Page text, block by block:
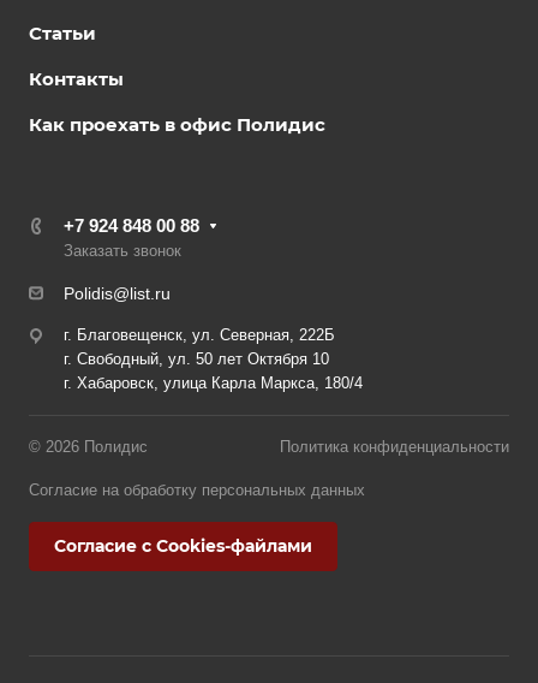
Статьи
Контакты
Как проехать в офис Полидис
+7 924 848 00 88
Заказать звонок
Polidis@list.ru
г. Благовещенск, ул. Северная, 222Б
г. Свободный, ул. 50 лет Октября 10
г. Хабаровск, улица Карла Маркса, 180/4
© 2026 Полидис Политика конфиденциальности
Согласие на обработку персональных данных
Согласие с Cookies-файлами